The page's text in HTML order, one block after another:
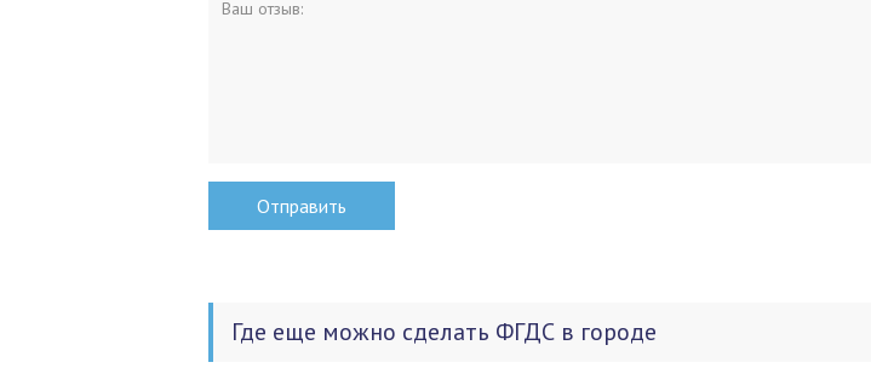
Где еще можно сделать ФГДС в городе